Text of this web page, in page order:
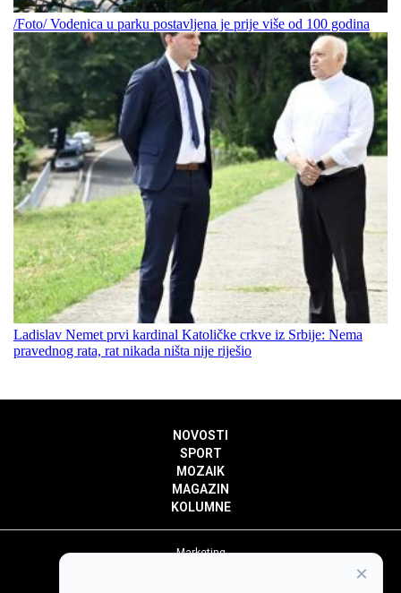
/Foto/ Vodenica u parku postavljena je prije više od 100 godina
Ladislav Nemet prvi kardinal Katoličke crkve iz Srbije: Nema
pravednog rata, rat nikada ništa nije riješio
NOVOSTI
SPORT
MOZAIK
MAGAZIN
KOLUMNE
Marketing
×